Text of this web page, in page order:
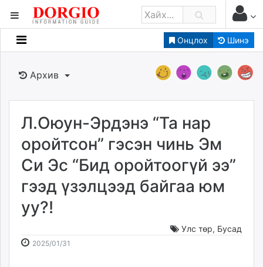
Онцлох Шинэ
Мэдээллийн
Банк санхүү
Бизнес ААН
Төрийн
Нийслэлийн
dorgio.mn
Gogo.mn
news.mn
Baabar.mn
Архив
Л.Оюун-Эрдэнэ “Та нар
оройтсон” гэсэн чинь Эм
Си Эс “Бид оройтоогүй ээ”
гээд үзэлцээд байгаа юм
уу?!
Улс төр, Бусад
2025/01/31